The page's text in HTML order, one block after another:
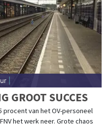
|
GROOT SUCCES
procent van het OV-personeel
het werk neer. Grote chaos